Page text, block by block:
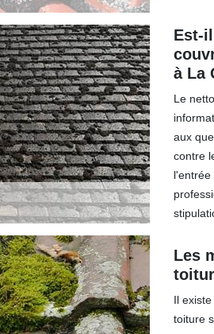
Est-
à La
Le
aux
contre
l'entrée
Les
Il
toiture